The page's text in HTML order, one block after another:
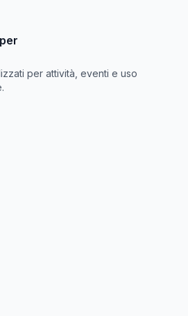
per attività, eventi e uso